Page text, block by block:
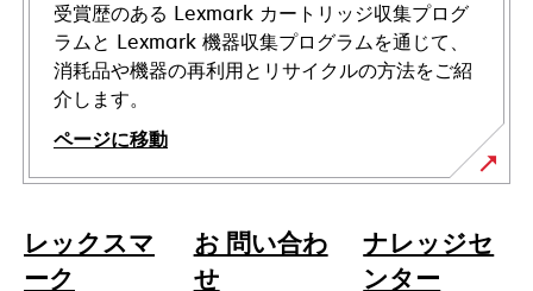
受賞歴のある Lexmark カートリッジ収集プログ
ラムと Lexmark 機器収集プログラムを通じて、
消耗品や機器の再利用とリサイクルの方法をご紹
介します。
ページに移動
レックスマ
ーク
お 問い合わ
せ
ナレッジセ
ンター